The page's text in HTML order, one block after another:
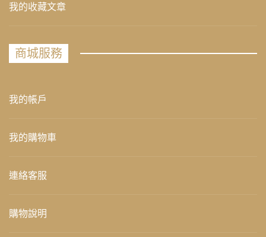
我的收藏文章
商城服務
我的帳戶
我的購物車
連絡客服
購物說明